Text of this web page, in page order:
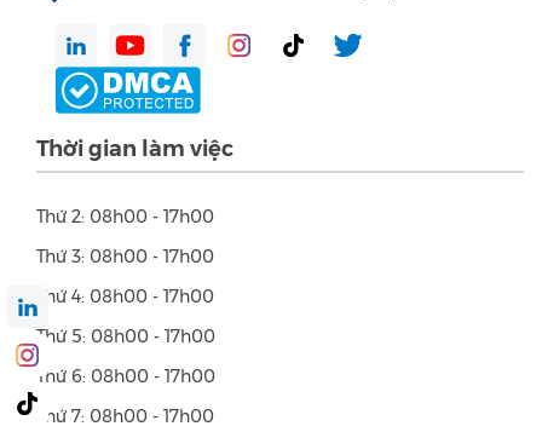
Thời gian làm việc
Thứ 2: 08h00 - 17h00
Thứ 3: 08h00 - 17h00
Thứ 4: 08h00 - 17h00
Thứ 5: 08h00 - 17h00
Thứ 6: 08h00 - 17h00
Thứ 7: 08h00 - 17h00